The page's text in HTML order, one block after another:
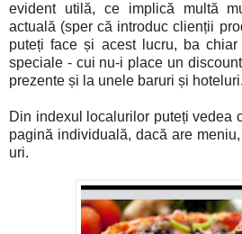
evident utilă, ce implică multă
actuală (sper că introduc clienții
puteți face și acest lucru, ba
speciale - cui nu-i place un
prezente și la unele baruri și hoteluri.
Din indexul localurilor puteți vedea
pagină individuală, dacă are
uri.